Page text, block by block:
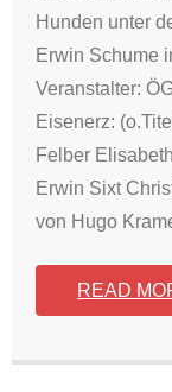
Hunden unter
Erwin Schume
Veranstalter:
Eisenerz:
Felber
Erwin Sixt
von Hugo
READ